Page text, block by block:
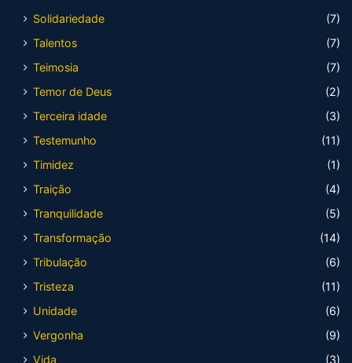
Solidariedade
(7)
Talentos
(7)
Teimosia
(7)
Temor de Deus
(2)
Terceira idade
(3)
Testemunho
(11)
Timidez
(1)
Traição
(4)
Tranquilidade
(5)
Transformação
(14)
Tribulação
(6)
Tristeza
(11)
Unidade
(6)
Vergonha
(9)
Vida
(3)